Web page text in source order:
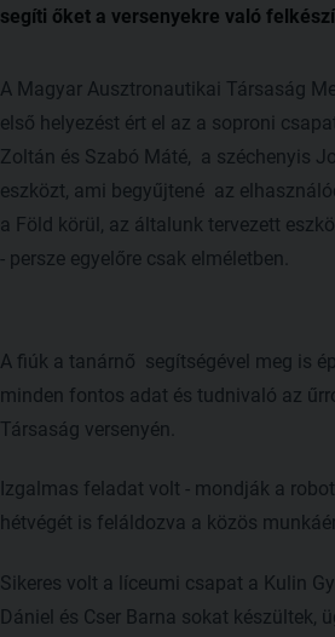
segíti őket a versenyekre való
A Magyar Ausztronautikai Társaság
első helyezést ért el az a soproni
Zoltán és Szabó Máté, a széchenyis
eszközt, ami begyűjtené az
a Föld körül, az általunk tervezett
- persze egyelőre csak elméletben.
A fiúk a tanárnő segítségével meg is
minden fontos adat és tudnivaló az
Társaság versenyén.
Izgalmas feladat volt - mondják a
hétvégét is feláldozva a közös
Sikeres volt a líceumi csapat a Kulin
Dániel és Cser Barna sokat